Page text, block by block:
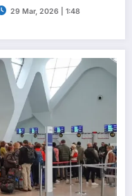
29 Mar, 2026 | 1:48